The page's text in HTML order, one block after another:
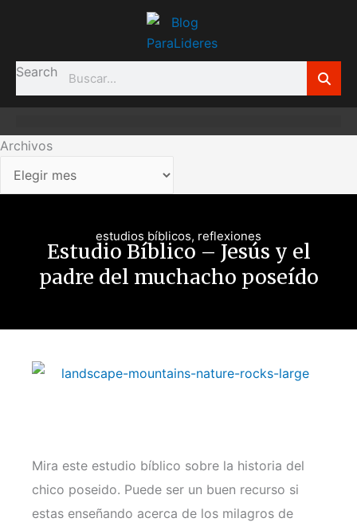
Search
Archivos
estudios bíblicos, reflexiones
Estudio Bíblico – Jesús y el
padre del muchacho poseído
Mira este estudio bíblico sobre la historia del
chico poseido. Puede ser un buen recurso si
estas enseñando acerca de los milagros de